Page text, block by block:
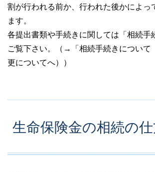
割が行われる前か、行われた後かによっ
ます。
各提出書類や手続きに関しては「相続手
ご覧下さい。（→「相続手続きについて
更についてへ））
生命保険金の相続の